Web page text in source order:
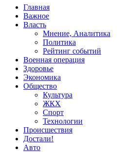
Главная
Важное
Власть
Мнение, Аналитика
Политика
Рейтинг событий
Военная операция
Здоровье
Экономика
Общество
Культура
ЖКХ
Спорт
Технологии
Происшествия
Достали!
Авто